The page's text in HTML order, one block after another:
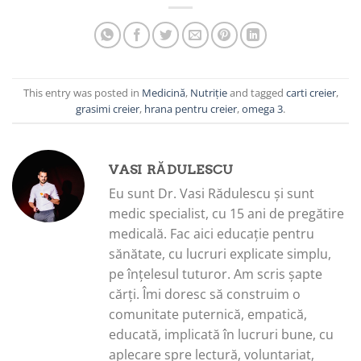
This entry was posted in Medicină, Nutrițieand tagged carti creier,
grasimi creier, hrana pentru creier,omega 3.
VASI RĂDULESCU
Eu sunt Dr. Vasi Rădulescu și sunt
medic specialist, cu 15 ani de pregătire
medicală. Fac aici educație pentru
sănătate, cu lucruri explicate simplu,
pe înțelesul tuturor. Am scris șapte
cărți. Îmi doresc să construim o
comunitate puternică, empatică,
educată, implicată în lucruri bune, cu
aplecare spre lectură, voluntariat,